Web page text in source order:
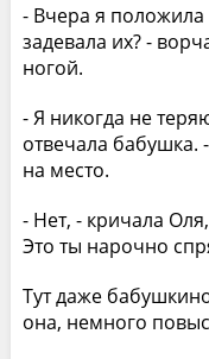
- Вчера я положила
задевала их? -
ногой.
- Я никогда не
отвечала бабушка.
на место.
- Нет, - кричала
Это ты нарочно
Тут даже
она, немного